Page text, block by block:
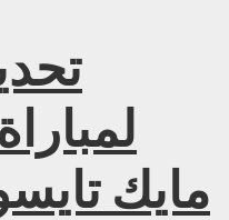
مايك